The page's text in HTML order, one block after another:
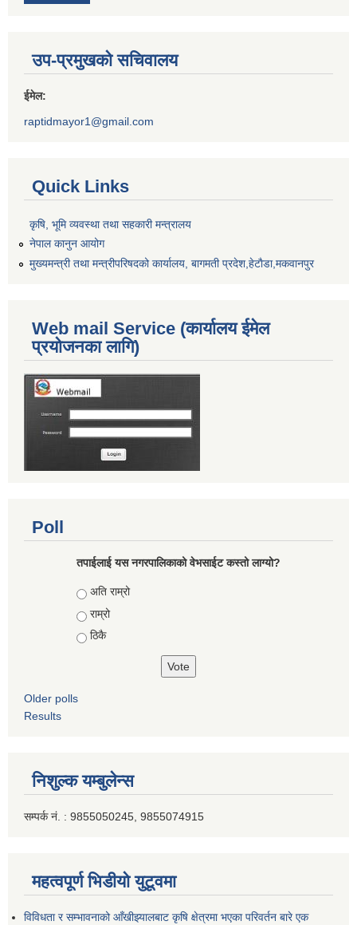
उप-प्रमुखको सचिवालय
ईमेल:
raptidmayor1@gmail.com
Quick Links
कृषि, भूमि व्यवस्था तथा सहकारी मन्त्रालय
नेपाल कानुन आयोग
मुख्यमन्त्री तथा मन्त्रीपरिषदको कार्यालय, बागमती प्रदेश,हेटाैडा,मकवानपुर
Web mail Service (कार्यालय ईमेल
प्रयोजनका लागि)
Poll
तपाईलाई यस नगरपालिकाको वेभसाईट कस्तो लाग्यो?
Choices
अति राम्रो
राम्रो
ठिकै
Older polls
Results
निशुल्क यम्बुलेन्स
सम्पर्क नं. : 9855050245, 9855074915
महत्वपूर्ण भिडीयो युटूवमा
विविधता र सम्भावनाको आँखीझ्यालबाट कृषि क्षेत्रमा भएका परिवर्तन बारे एक